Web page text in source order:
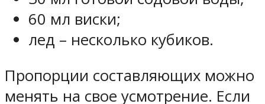
60 мл виски;
лед – несколько кубиков.
Пропорции составляющих можно
менять на свое усмотрение. Если